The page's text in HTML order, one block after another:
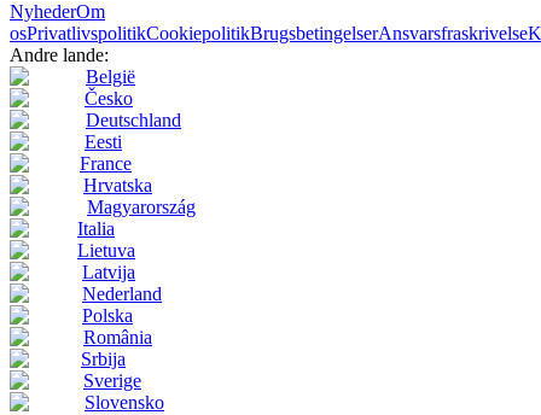
NyhederOm
osPrivatlivspolitikCookiepolitikBrugsbetingelserAnsvarsfraskrivelse
Andre lande:
België
Česko
Deutschland
Eesti
France
Hrvatska
Magyarország
Italia
Lietuva
Latvija
Nederland
Polska
România
Srbija
Sverige
Slovensko